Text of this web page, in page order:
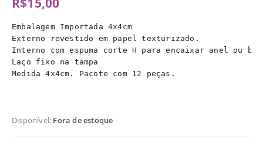
Embalagem Importada 4x4cm
Externo revestido em papel texturizado.
Interno com espuma corte H para encaixar anel ou
Laço fixo na tampa
Medida 4x4cm. Pacote com 12 peças.
Disponível: Fora de estoque